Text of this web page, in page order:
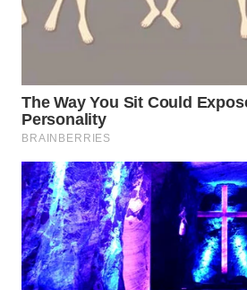
TRAVEL
WAHANANEWS
ID
WAHANANEWS
CO ID
WAHANANEWS
NET